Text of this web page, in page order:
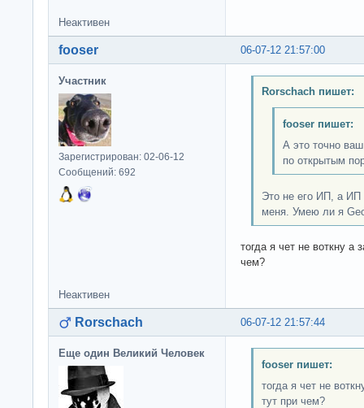
Неактивен
06-07-12 21:57:00
fooser
Участник
Зарегистрирован: 02-06-12
Сообщений: 692
Rorschach пишет:
fooser пишет:
А это точно
по открытым
Это не его ИП, а ИП
меня. Умею ли я
тогда я чет не воткну а
чем?
Неактивен
06-07-12 21:57:44
Rorschach
Еще один Великий Человек
fooser пишет:
тогда я чет не
тут при чем?